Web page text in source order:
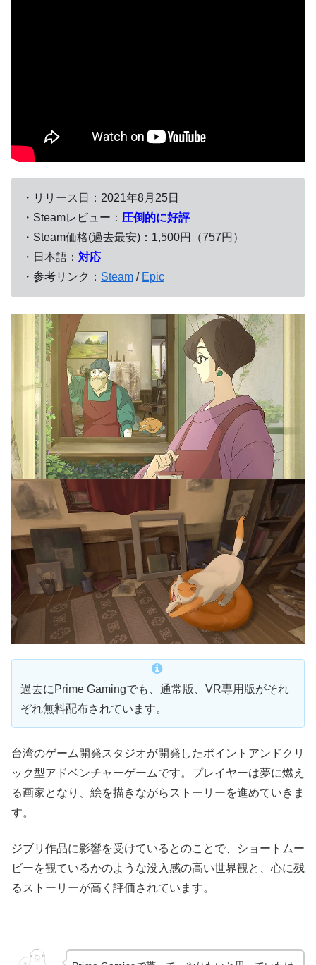
・リリース日：2021年8月25日
・Steamレビュー： 圧倒的に好評
・Steam価格(過去最安)：1,500円（757円）
・日本語： 対応
・参考リンク： Steam / Epic
過去にPrime Gamingでも、通常版、VR専用版がそれ
ぞれ無料配布されています。
台湾のゲーム開発スタジオが開発したポイントアンドクリ
ック型アドベンチャーゲームです。プレイヤーは夢に燃え
る画家となり、絵を描きながらストーリーを進めていきま
す。
ジブリ作品に影響を受けているとのことで、ショートムー
ビーを観ているかのような没入感の高い世界観と、心に残
るストーリーが高く評価されています。